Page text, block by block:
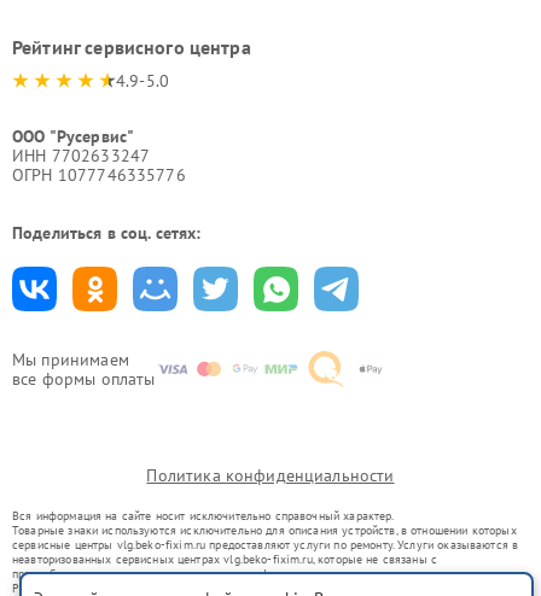
Мы принимаем
все формы оплаты
Рейтинг сервисного центра
4.9-5.0
ООО "Русервис"
ИНН 7702633247
ОГРН 1077746335776
Поделиться в соц. сетях:
Политика конфиденциальности
Вся информация на сайте носит исключительно справочный характер.
Товарные знаки используются исключительно для описания устройств, в отношении которых
сервисные центры vlg.beko-fixim.ru предоставляют услуги по ремонту. Услуги оказываются в
неавторизованных сервисных центрах vlg.beko-fixim.ru, которые не связаны с
правообладателями товарных знаков или их официальными представителями.
Ремонт осуществляется для устройств, уже введенных в гражданский оборот в соответствии